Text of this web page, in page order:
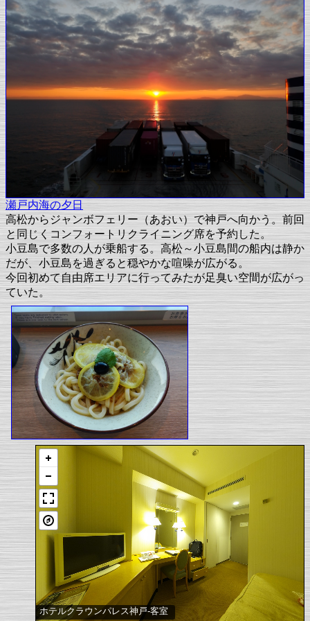
瀬戸内海の夕日
高松からジャンボフェリー（あおい）で神戸へ向かう。前回
と同じくコンフォートリクライニング席を予約した。
小豆島で多数の人が乗船する。高松～小豆島間の船内は静か
だが、小豆島を過ぎると穏やかな喧噪が広がる。
今回初めて自由席エリアに行ってみたが足臭い空間が広がっ
ていた。
ホテルクラウンパレス神戸-客室